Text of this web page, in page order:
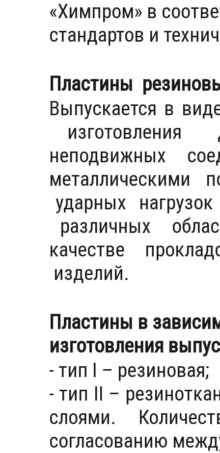
«Химпром» в
стандартов и
Пластины
Выпускается в
изготовления
неподвижных
металлическими
ударных
различных
качестве
изделий.
Пластины в
изготовления
- тип I – резиновая;
- тип II –
слоями.
согласованию